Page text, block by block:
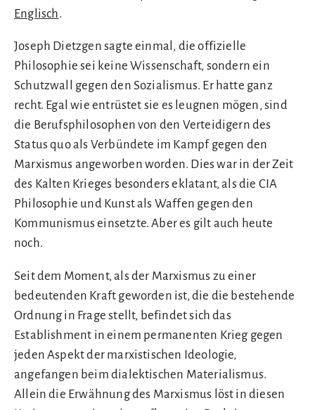
Englisch.
Joseph Dietzgen sagte einmal, die offizielle
Philosophie sei keine Wissenschaft, sondern ein
Schutzwall gegen den Sozialismus. Er hatte ganz
recht. Egal wie entrüstet sie es leugnen mögen, sind
die Berufsphilosophen von den Verteidigern des
Status quo als Verbündete im Kampf gegen den
Marxismus angeworben worden. Dies war in der Zeit
des Kalten Krieges besonders eklatant, als die CIA
Philosophie und Kunst als Waffen gegen den
Kommunismus einsetzte. Aber es gilt auch heute
noch.
Seit dem Moment, als der Marxismus zu einer
bedeutenden Kraft geworden ist, die die bestehende
Ordnung in Frage stellt, befindet sich das
Establishment in einem permanenten Krieg gegen
jeden Aspekt der marxistischen Ideologie,
angefangen beim dialektischen Materialismus.
Allein die Erwähnung des Marxismus löst in diesen